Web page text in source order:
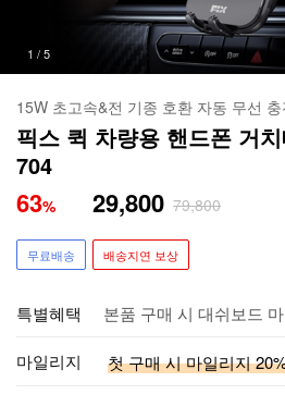
2 /5
15W 초고속&전 기종 호환 자동 무선 충
픽스 퀵 차량용 핸드폰 거
704
63% 29,800 79,800
무료배송 배송지연 보상
특별혜택 본품 구매 시 대쉬보드
마일리지 첫 구매 시 마일리지